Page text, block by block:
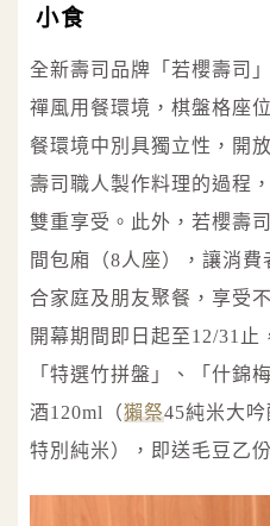
小食
全新壽司品牌「若櫻壽司
禪風用餐環境，棋盤格座
餐環境中別具獨立性，開
壽司職人製作料理的過程
雙重享受。此外，若櫻壽
間包廂（8人座），讓消
合家庭及朋友聚餐，享受
開幕期間即日起至12/31止
「特選竹拼盤」、「什錦
酒120ml（獺祭45純米大
特別純米），即送毛豆乙份